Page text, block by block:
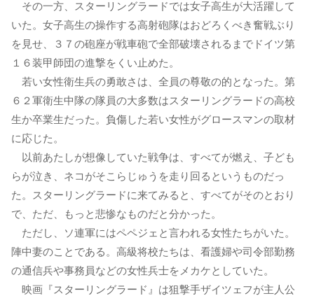
その一方、スターリングラードでは女子高生が大活躍して
いた。女子高生の操作する高射砲隊はおどろくべき奮戦ぶり
を見せ、３７の砲座が戦車砲で全部破壊されるまでドイツ第
１６装甲師団の進撃をくい止めた。
若い女性衛生兵の勇敢さは、全員の尊敬の的となった。第
６２軍衛生中隊の隊員の大多数はスターリングラードの高校
生か卒業生だった。負傷した若い女性がグロースマンの取材
に応じた。
以前あたしが想像していた戦争は、すべてが燃え、子ども
らが泣き、ネコがそこらじゅうを走り回るというものだっ
た。スターリングラードに来てみると、すべてがそのとおり
で、ただ、もっと悲惨なものだと分かった。
ただし、ソ連軍にはペペジェと言われる女性たちがいた。
陣中妻のことである。高級将校たちは、看護婦や司令部勤務
の通信兵や事務員などの女性兵士をメカケとしていた。
映画『スターリングラード』は狙撃手ザイツェフが主人公